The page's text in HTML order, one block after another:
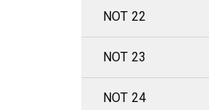
NOT 22
NOT 23
NOT 24